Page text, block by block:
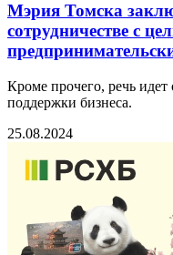
Мэрия Томска
сотрудничестве с
Кроме прочего, речь
поддержки бизнеса.
25.08.2024